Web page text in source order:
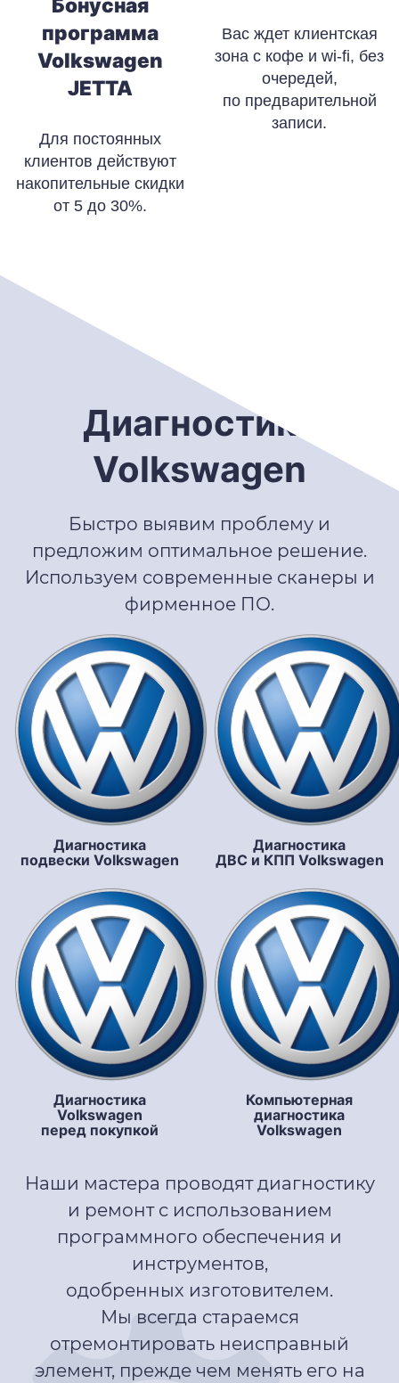
программа
Volkswagen
JETTA
Для постоянных
клиентов действуют
накопительные скидки
от 5 до 30%.
Вас ждет клиентская
зона с кофе и wi-fi, без
очередей,
по предварительной
записи.
Диагностика
Volkswagen
Быстро выявим проблему и
предложим оптимальное решение.
Используем современные сканеры и
фирменное ПО.
Диагностика
подвески Volkswagen
Диагностика
ДВС и КПП Volkswagen
Диагностика
Volkswagen
перед покупкой
Компьютерная
диагностика
Volkswagen
Наши мастера проводят диагностику
и ремонт с использованием
программного обеспечения и
инструментов,
одобренных изготовителем.
Мы всегда стараемся
отремонтировать неисправный
элемент, прежде чем менять его на